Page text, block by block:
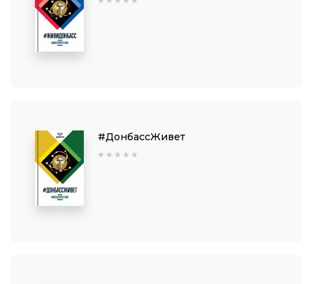
#ДонбассЖивет